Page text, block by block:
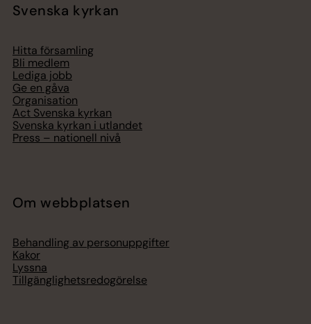
Svenska kyrkan
Hitta församling
Bli medlem
Lediga jobb
Ge en gåva
Organisation
Act Svenska kyrkan
Svenska kyrkan i utlandet
Press – nationell nivå
Om webbplatsen
Behandling av personuppgifter
Kakor
Lyssna
Tillgänglighetsredogörelse